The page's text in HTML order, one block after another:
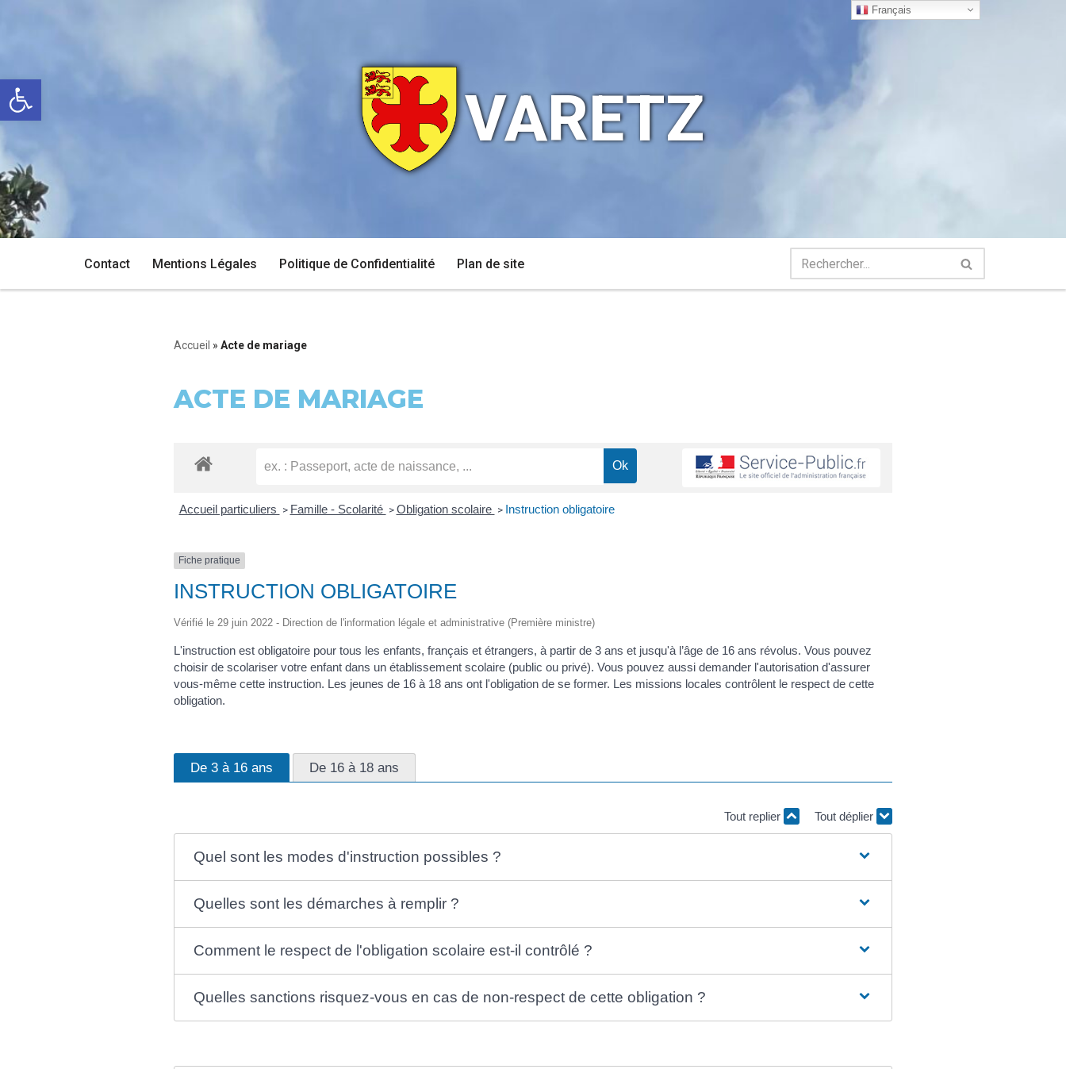
Ouvrir la barre d’outils
contenu
VARETZ
Contact Mentions Légales Politique de Confidentialité Plan de site
Accueil » Acte de mariage
ACTE DE MARIAGE
Accueil particuliers > Famille - Scolarité > Obligation scolaire > Instruction obligatoire
Fiche pratique
INSTRUCTION OBLIGATOIRE
Vérifié le 29 juin 2022 - Direction de l'information légale et administrative (Première ministre)
L'instruction est obligatoire pour tous les enfants, français et étrangers, à partir de 3 ans et jusqu'à l’âge de 16 ans révolus. Vous pouvez
choisir de scolariser votre enfant dans un établissement scolaire (public ou privé). Vous pouvez aussi demander l'autorisation d'assurer
vous-même cette instruction. Les jeunes de 16 à 18 ans ont l'obligation de se former. Les missions locales contrôlent le respect de cette
obligation.
De 3 à 16 ans De 16 à 18 ans
Tout replier Tout déplier
Quel sont les modes d'instruction possibles ?
Quelles sont les démarches à remplir ?
Comment le respect de l'obligation scolaire est-il contrôlé ?
Quelles sanctions risquez-vous en cas de non-respect de cette obligation ?
Français